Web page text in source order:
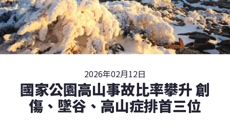
2026年02月12日
國家公園高山事故比率攀升 創
傷、墜谷、高山症排首三位